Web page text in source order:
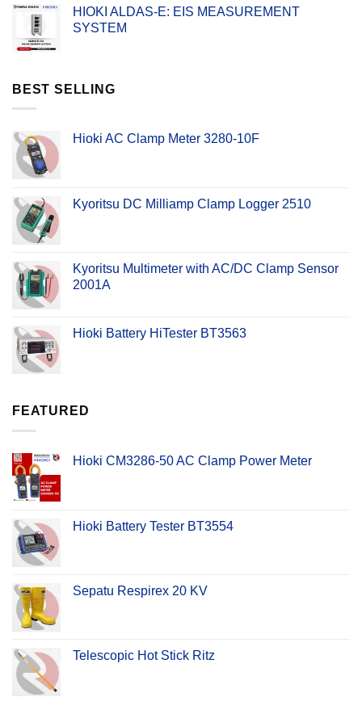
HIOKI ALDAS-E: EIS MEASUREMENT
SYSTEM
BEST SELLING
Hioki AC Clamp Meter 3280-10F
Kyoritsu DC Milliamp Clamp Logger 2510
Kyoritsu Multimeter with AC/DC Clamp Sensor
2001A
Hioki Battery HiTester BT3563
FEATURED
Hioki CM3286-50 AC Clamp Power Meter
Hioki Battery Tester BT3554
Sepatu Respirex 20 KV
Telescopic Hot Stick Ritz